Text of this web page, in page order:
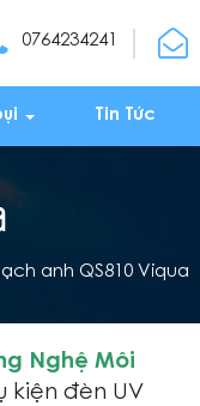
0764234241
Tin Tức
anh QS810 Viqua
Nghệ Môi
kiện đèn UV